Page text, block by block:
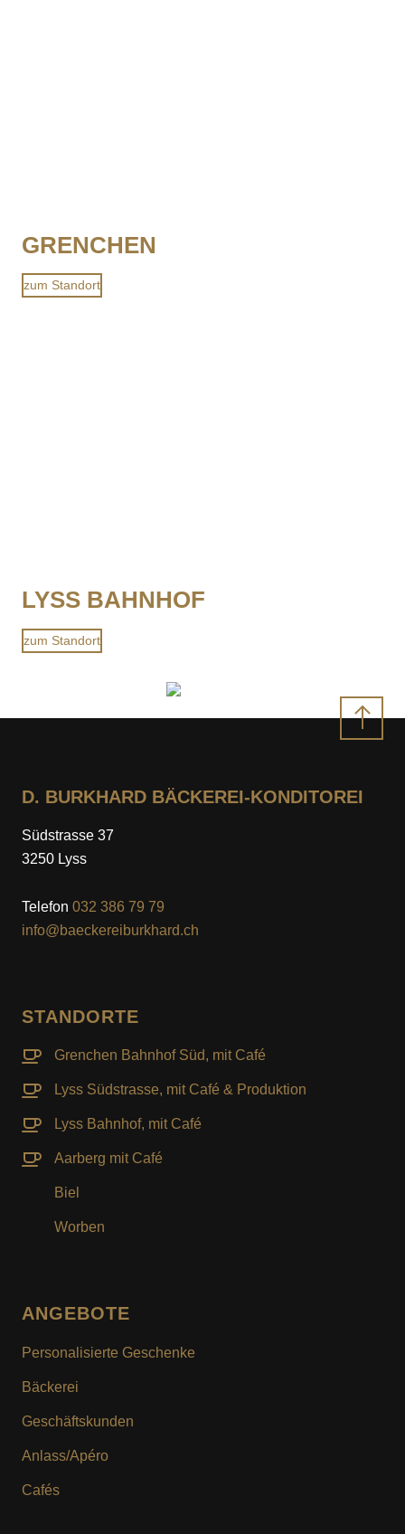
GRENCHEN
zum Standort
LYSS BAHNHOF
zum Standort
D. BURKHARD BÄCKEREI-KONDITOREI
Südstrasse 37
3250 Lyss
Telefon 032 386 79 79
info@baeckereiburkhard.ch
STANDORTE
Grenchen Bahnhof Süd, mit Café
Lyss Südstrasse, mit Café & Produktion
Lyss Bahnhof, mit Café
Aarberg mit Café
Biel
Worben
ANGEBOTE
Personalisierte Geschenke
Bäckerei
Geschäftskunden
Anlass/Apéro
Cafés